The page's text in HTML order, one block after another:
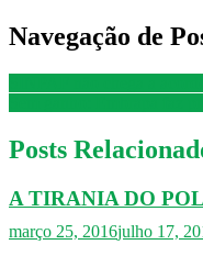
Navegação de
Posts
A TIRANIA DO
março 25, 2016julho 17,